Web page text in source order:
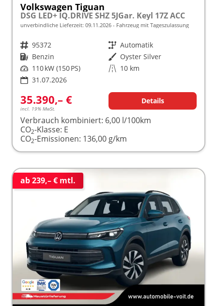
Volkswagen Tiguan
DSG LED+ IQ.DRIVE SHZ 5JGar. Keyl 17Z ACC
unverbindliche Lieferzeit: 09.11.2026 Fahrzeug mit Tageszulassung
Fahrzeugnr. 95372 Getriebe Automatik
Kraftstoff Benzin Außenfarbe Oyster Silver
Leistung 110 kW (150 PS) Kilometerstand 10 km
31.07.2026
35.390,– €
incl. 19% MwSt.
Details
Verbrauch kombiniert: 6,00 l/100km
CO2-Klasse: E
CO2-Emissionen: 136,00 g/km
ab 239,– € mtl.